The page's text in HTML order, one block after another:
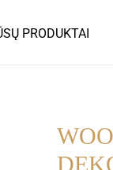
PRODUKTAI